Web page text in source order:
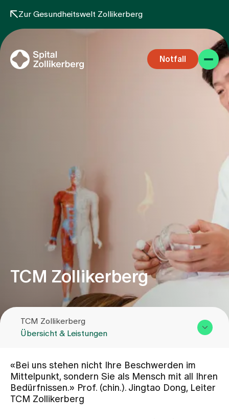
Zur Gesundheitswelt Zollikerberg
Notfall
Aufenthalt
Zuweisende
Über uns
Aktuelles
Jobs & Karriere
TCM Zollikerberg
TCM Zollikerberg
Übersicht & Leistungen
Übersicht & Leistungen
Team
Zuweisende
Kontakt
«Bei uns stehen nicht Ihre Beschwerden im
Mittelpunkt, sondern Sie als Mensch mit all Ihren
Bedürfnissen.» Prof. (chin.). Jingtao Dong, Leiter
TCM Zollikerberg